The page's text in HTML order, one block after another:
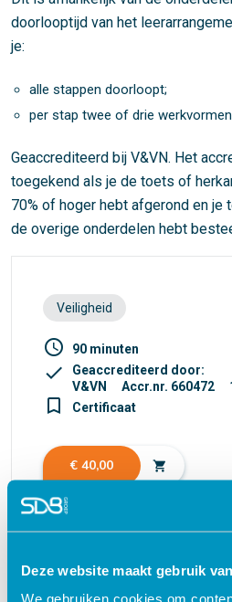
Deze website maakt gebruik
We gebruiken cookies om
doorlooptijd van het
je:
alle stappen doorloopt;
per stap twee of drie
Geaccrediteerd bij V&VN. Het
toegekend als je de toets of
70% of hoger hebt afgerond en je
de overige onderdelen hebt
Veiligheid
access_time 90 minuten
check
Geaccrediteerd door:
V&VN
Accr.nr. 660472
turned_in_not Certificaat
€ 40,00 shopping_cart
Waarom kiezen